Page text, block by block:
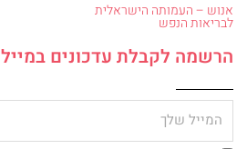
אנוש – העמותה הישראלית
לבריאות הנפש
הרשמה לקבלת עדכונים במייל